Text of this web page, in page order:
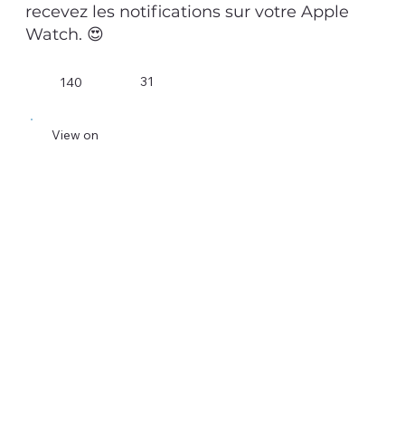
recevez les notifications sur votre Apple
Watch. 😍
140 31
View on